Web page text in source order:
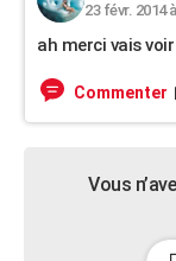
23 févr. 2014
ah merci vais
Commenter
Vous